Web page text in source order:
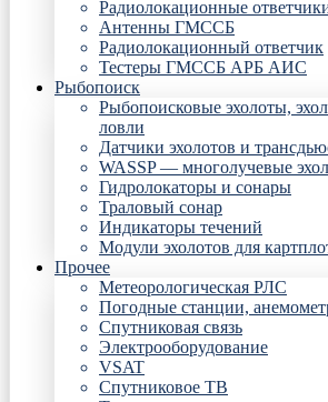
Радиолокационные
Антенны ГМССБ
Радиолокационный ответчик
Тестеры ГМССБ АРБ АИС
Рыбопоиск
Рыбопоисковые эхолоты,
ловли
Датчики эхолотов и
WASSP — многолучевые
Гидролокаторы и сонары
Траловый сонар
Индикаторы течений
Модули эхолотов для
Прочее
Метеорологическая РЛС
Погодные станции,
Спутниковая связь
Электрооборудование
VSAT
Спутниковое ТВ